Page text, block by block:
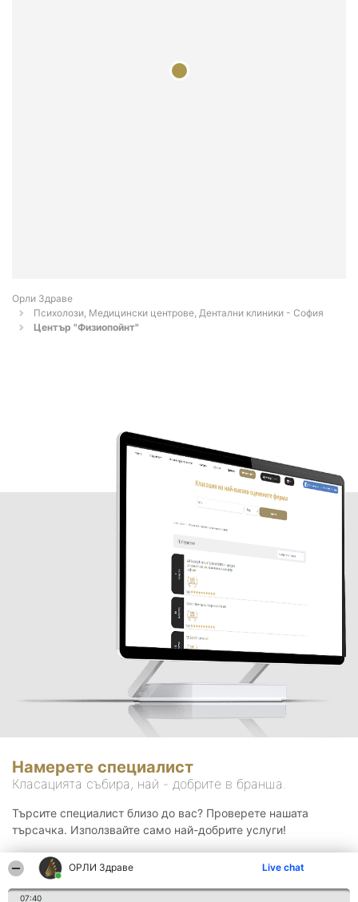
ОРЛИ Здраве Live chat
07:40
Орли Здраве
Психолози, Медицински центрове, Дентални клиники - София
Център "Физиопойнт"
Намерете специалист
Класацията събира, най - добрите в бранша.
Търсите специалист близо до вас? Проверете нашата
търсачка. Използвайте само най-добрите услуги!